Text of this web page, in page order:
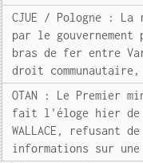
CJUE / Pologne :
par le
bras de fer entre
droit communautaire,
OTAN : Le Premier
fait l'éloge hier de
WALLACE, refusant
informations sur